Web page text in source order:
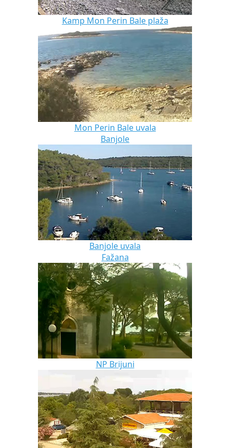
Kamp Mon Perin Bale plaža
Mon Perin Bale uvala
Banjole
Banjole uvala
Fažana
NP Brijuni